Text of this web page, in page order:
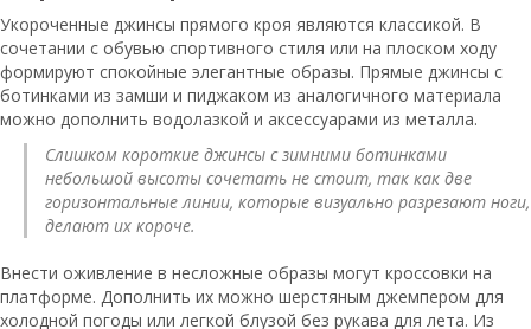
Укороченные джинсы прямого кроя являются классикой. В
сочетании с обувью спортивного стиля или на плоском ходу
формируют спокойные элегантные образы. Прямые джинсы с
ботинками из замши и пиджаком из аналогичного материала
можно дополнить водолазкой и аксессуарами из металла.
Слишком короткие джинсы с зимними ботинками
небольшой высоты сочетать не стоит, так как две
горизонтальные линии, которые визуально разрезают ноги,
делают их короче.
Внести оживление в несложные образы могут кроссовки на
платформе. Дополнить их можно шерстяным джемпером для
холодной погоды или легкой блузой без рукава для лета. Из